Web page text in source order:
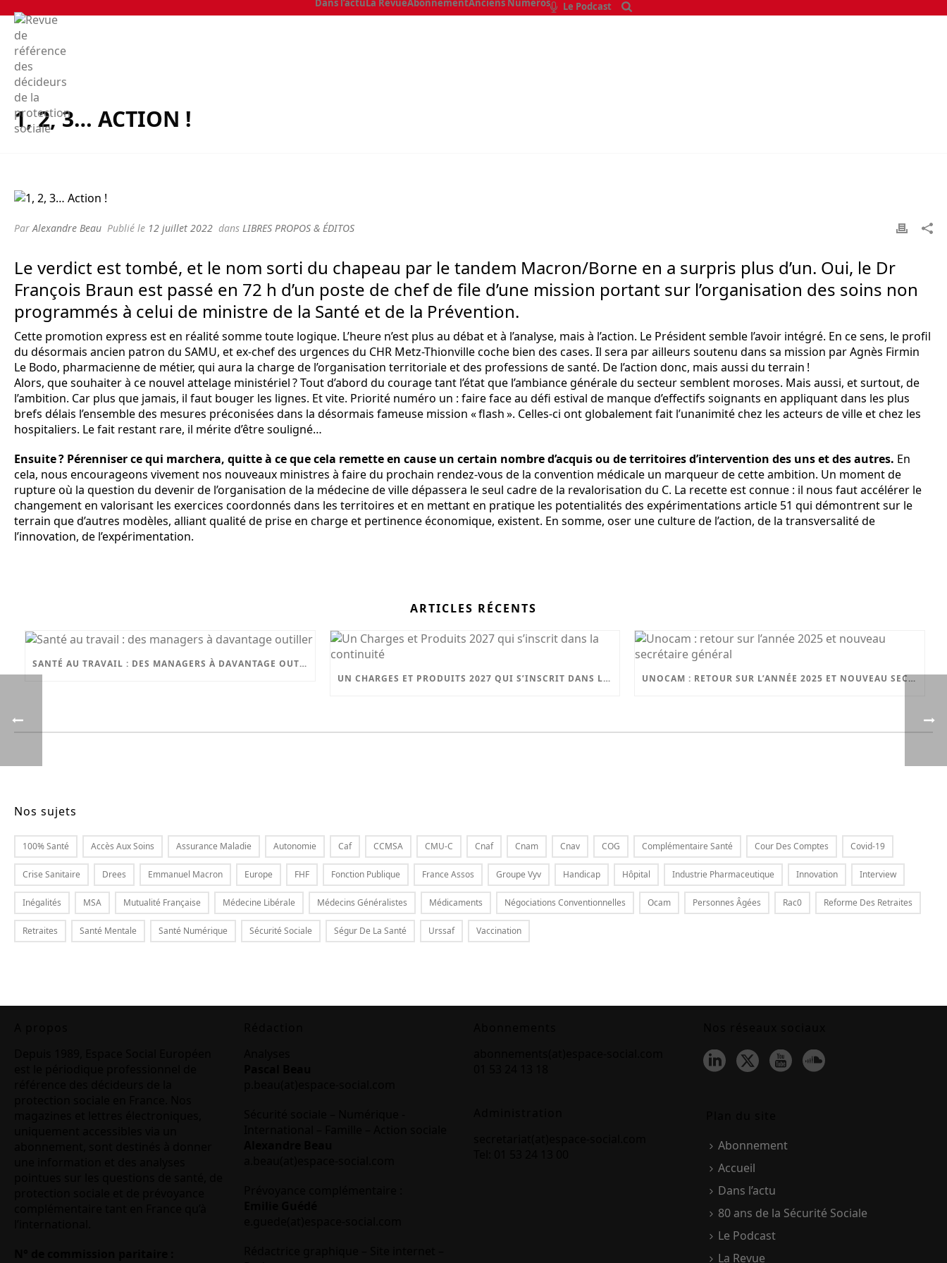
Dans l’actu La RevueAbonnementAnciens Numéros Le Podcast
1, 2, 3… ACTION !
Par Alexandre Beau Publié le 12 juillet 2022 dans LIBRES PROPOS & ÉDITOS
Le verdict est tombé, et le nom sorti du chapeau par le tandem Macron/Borne en a surpris plus d’un. Oui, le Dr
François Braun est passé en 72 h d’un poste de chef de file d’une mission portant sur l’organisation des soins non
programmés à celui de ministre de la Santé et de la Prévention.
Cette promotion express est en réalité somme toute logique. L’heure n’est plus au débat et à l’analyse, mais à l’action. Le Président semble l’avoir intégré. En ce sens, le profil
du désormais ancien patron du SAMU, et ex-chef des urgences du CHR Metz-Thionville coche bien des cases. Il sera par ailleurs soutenu dans sa mission par Agnès Firmin
Le Bodo, pharmacienne de métier, qui aura la charge de l’organisation territoriale et des professions de santé. De l’action donc, mais aussi du terrain !
Alors, que souhaiter à ce nouvel attelage ministériel ? Tout d’abord du courage tant l’état que l’ambiance générale du secteur semblent moroses. Mais aussi, et surtout, de
l’ambition. Car plus que jamais, il faut bouger les lignes. Et vite. Priorité numéro un : faire face au défi estival de manque d’effectifs soignants en appliquant dans les plus
brefs délais l’ensemble des mesures préconisées dans la désormais fameuse mission « flash ». Celles-ci ont globalement fait l’unanimité chez les acteurs de ville et chez les
hospitaliers. Le fait restant rare, il mérite d’être souligné…
Ensuite ? Pérenniser ce qui marchera, quitte à ce que cela remette en cause un certain nombre d’acquis ou de territoires d’intervention des uns et des autres. En
cela, nous encourageons vivement nos nouveaux ministres à faire du prochain rendez-vous de la convention médicale un marqueur de cette ambition. Un moment de
rupture où la question du devenir de l’organisation de la médecine de ville dépassera le seul cadre de la revalorisation du C. La recette est connue : il nous faut accélérer le
changement en valorisant les exercices coordonnés dans les territoires et en mettant en pratique les potentialités des expérimentations article 51 qui démontrent sur le
terrain que d’autres modèles, alliant qualité de prise en charge et pertinence économique, existent. En somme, oser une culture de l’action, de la transversalité de
l’innovation, de l’expérimentation.
ARTICLES RÉCENTS
SANTÉ AU TRAVAIL : DES MANAGERS À DAVANTAGE OUTILLER
UN CHARGES ET PRODUITS 2027 QUI S’INSCRIT DANS LA CONTINUITÉ
UNOCAM : RETOUR SUR L’ANNÉE 2025 ET NOUVEAU SECRÉTAIRE GÉNÉRAL
Nos sujets
100% Santé Accès Aux Soins Assurance Maladie Autonomie Caf CCMSA CMU-C Cnaf Cnam Cnav COG Complémentaire Santé Cour Des Comptes Covid-19
Crise Sanitaire Drees Emmanuel Macron Europe FHF Fonction Publique France Assos Groupe Vyv Handicap Hôpital Industrie Pharmaceutique Innovation Interview
Inégalités MSA Mutualité Française Médecine Libérale Médecins Généralistes Médicaments Négociations Conventionnelles Ocam Personnes Âgées Rac0 Reforme Des Retraites
Retraites Santé Mentale Santé Numérique Sécurité Sociale Ségur De La Santé Urssaf Vaccination
Abonnement
Accueil
Dans l’actu
80 ans de la Sécurité Sociale
Le Podcast
La Revue